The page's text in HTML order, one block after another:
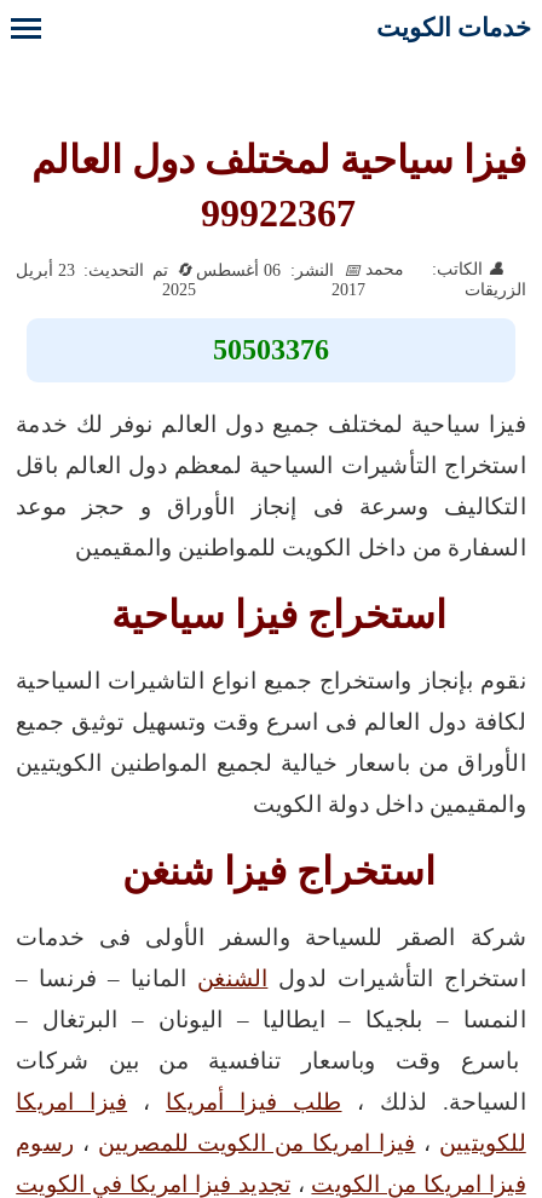
خدمات الكويت
فيزا سياحية لمختلف دول العالم
99922367
الكاتب: محمد
الزريقات
النشر: 06 أغسطس
2017
تم التحديث: 23 أبريل
2025
50503376
فيزا سياحية لمختلف جميع دول العالم نوفر لك خدمة
استخراج التأشيرات السياحية لمعظم دول العالم باقل
التكاليف وسرعة فى إنجاز الأوراق و حجز موعد
السفارة من داخل الكويت للمواطنين والمقيمين
استخراج فيزا سياحية
نقوم بإنجاز واستخراج جميع انواع التاشيرات السياحية
لكافة دول العالم فى اسرع وقت وتسهيل توثيق جميع
الأوراق من باسعار خيالية لجميع المواطنين الكويتيين
والمقيمين داخل دولة الكويت
استخراج فيزا شنغن
شركة الصقر للسياحة والسفر الأولى فى خدمات
استخراج التأشيرات لدول
الشنغن المانيا – فرنسا –
النمسا – بلجيكا – ايطاليا – اليونان – البرتغال –
باسرع وقت وباسعار تنافسية من بين شركات
السياحة. لذلك ، طلب فيزا أمريكا ، فيزا امريكا
للكويتيين ، فيزا امريكا من الكويت للمصريين ، رسوم
فيزا امريكا من الكويت ، تجديد فيزا امريكا في الكويت